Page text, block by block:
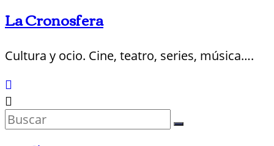
La Cronosfera
Cultura y ocio. Cine, teatro, series, música….